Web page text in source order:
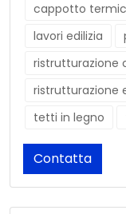
cappotto
lavori edilizia
ristrutturazione
ristrutturazione
tetti in legno
Contatta